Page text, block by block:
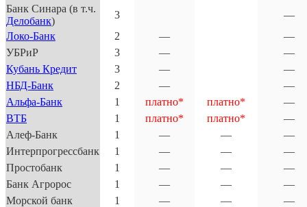
Банк Синара (в т.ч.
Делобанк)
3
—
Локо-Банк
2 —
—
УБРиР
3 —
—
Кубань Кредит
3 —
—
НБД-Банк
2 —
—
Альфа-Банк
1 платно* платно*
—
ВТБ
1 платно* платно*
—
Алеф-Банк
1 — —
—
Интерпрогрессбанк
1 — —
—
Простобанк
1 — —
—
Банк Агророс
1 — —
—
Морской банк
1 — — —